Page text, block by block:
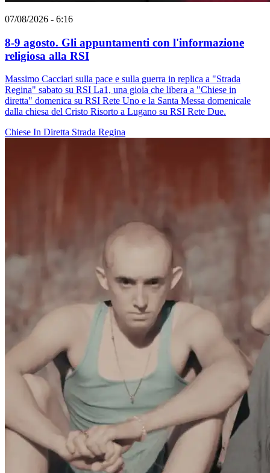
07/08/2026 - 6:16
8-9 agosto. Gli appuntamenti con l'informazione
religiosa alla RSI
Massimo Cacciari sulla pace e sulla guerra in replica a "Strada
Regina" sabato su RSI La1, una gioia che libera a "Chiese in
diretta" domenica su RSI Rete Uno e la Santa Messa domenicale
dalla chiesa del Cristo Risorto a Lugano su RSI Rete Due.
Chiese In Diretta Strada Regina